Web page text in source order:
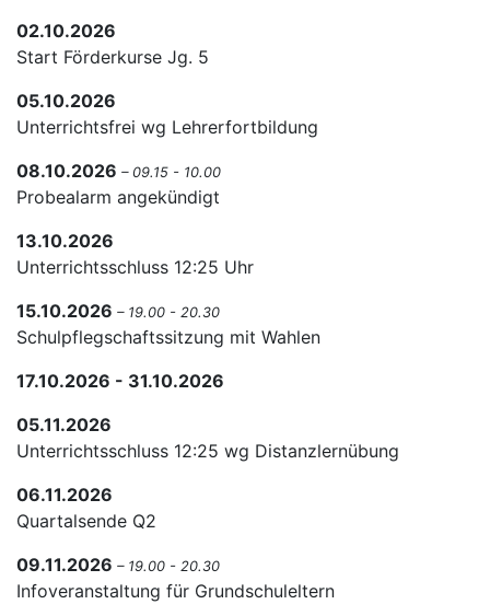
02.10.2026
Start Förderkurse Jg. 5
05.10.2026
Unterrichtsfrei wg Lehrerfortbildung
08.10.2026 – 09.15 - 10.00
Probealarm angekündigt
13.10.2026
Unterrichtsschluss 12:25 Uhr
15.10.2026 – 19.00 - 20.30
Schulpflegschaftssitzung mit Wahlen
17.10.2026 - 31.10.2026
05.11.2026
Unterrichtsschluss 12:25 wg Distanzlernübung
06.11.2026
Quartalsende Q2
09.11.2026 – 19.00 - 20.30
Infoveranstaltung für Grundschuleltern